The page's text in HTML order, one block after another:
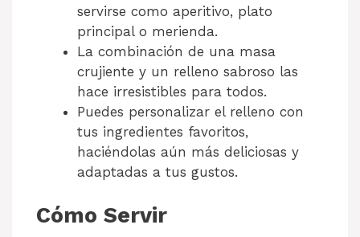
servirse como aperitivo, plato
principal o merienda.
La combinación de una masa
crujiente y un relleno sabroso las
hace irresistibles para todos.
Puedes personalizar el relleno con
tus ingredientes favoritos,
haciéndolas aún más deliciosas y
adaptadas a tus gustos.
Cómo Servir